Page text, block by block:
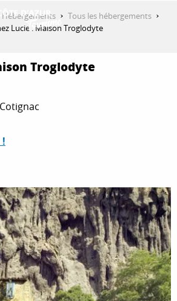
?
Hébergements
Tous les hébergements
Lucie : Maison Troglodyte
Troglodyte
favoris